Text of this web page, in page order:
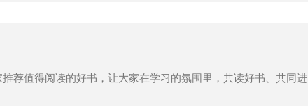
荐值得阅读的好书，让大家在学习的氛围里，共读好书、共同进